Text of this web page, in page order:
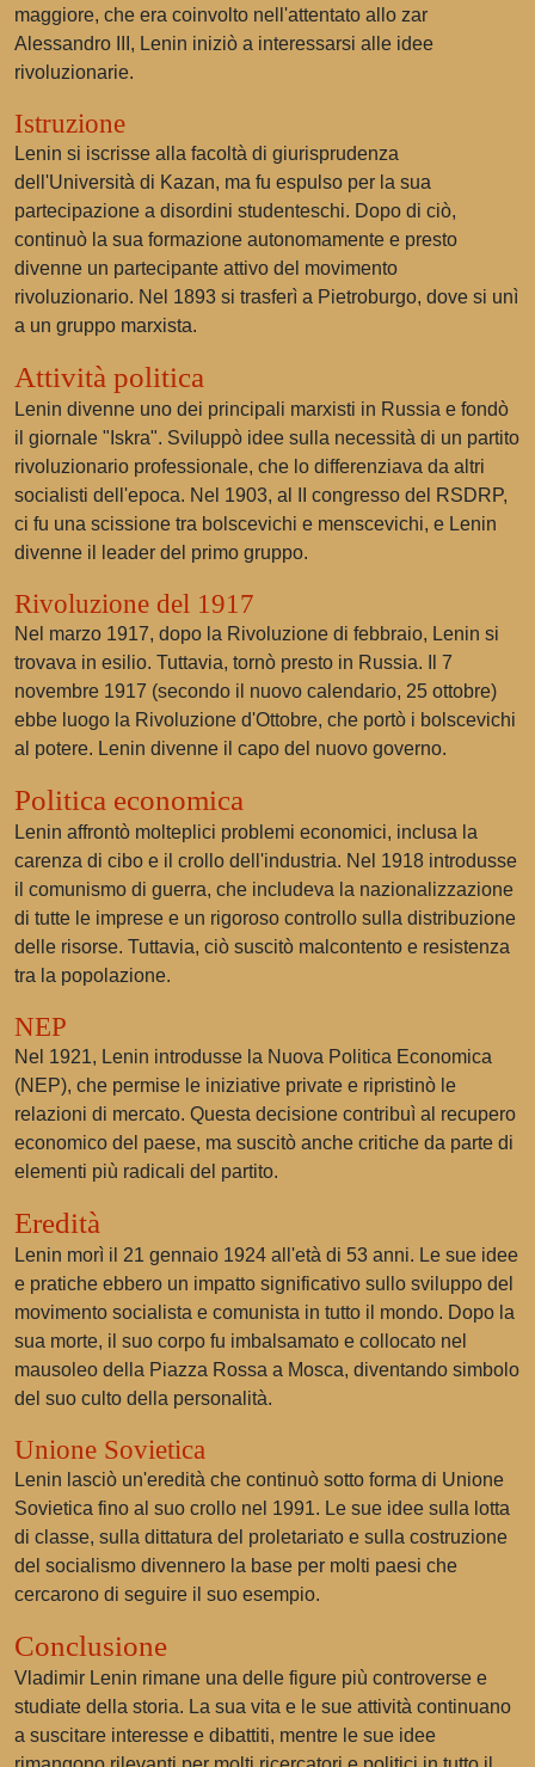
maggiore, che era coinvolto nell'attentato allo zar
Alessandro III, Lenin iniziò a interessarsi alle idee
rivoluzionarie.
Istruzione
Lenin si iscrisse alla facoltà di giurisprudenza
dell'Università di Kazan, ma fu espulso per la sua
partecipazione a disordini studenteschi. Dopo di ciò,
continuò la sua formazione autonomamente e presto
divenne un partecipante attivo del movimento
rivoluzionario. Nel 1893 si trasferì a Pietroburgo, dove si unì
a un gruppo marxista.
Attività politica
Lenin divenne uno dei principali marxisti in Russia e fondò
il giornale "Iskra". Sviluppò idee sulla necessità di un partito
rivoluzionario professionale, che lo differenziava da altri
socialisti dell'epoca. Nel 1903, al II congresso del RSDRP,
ci fu una scissione tra bolscevichi e menscevichi, e Lenin
divenne il leader del primo gruppo.
Rivoluzione del 1917
Nel marzo 1917, dopo la Rivoluzione di febbraio, Lenin si
trovava in esilio. Tuttavia, tornò presto in Russia. Il 7
novembre 1917 (secondo il nuovo calendario, 25 ottobre)
ebbe luogo la Rivoluzione d'Ottobre, che portò i bolscevichi
al potere. Lenin divenne il capo del nuovo governo.
Politica economica
Lenin affrontò molteplici problemi economici, inclusa la
carenza di cibo e il crollo dell'industria. Nel 1918 introdusse
il comunismo di guerra, che includeva la nazionalizzazione
di tutte le imprese e un rigoroso controllo sulla distribuzione
delle risorse. Tuttavia, ciò suscitò malcontento e resistenza
tra la popolazione.
NEP
Nel 1921, Lenin introdusse la Nuova Politica Economica
(NEP), che permise le iniziative private e ripristinò le
relazioni di mercato. Questa decisione contribuì al recupero
economico del paese, ma suscitò anche critiche da parte di
elementi più radicali del partito.
Eredità
Lenin morì il 21 gennaio 1924 all'età di 53 anni. Le sue idee
e pratiche ebbero un impatto significativo sullo sviluppo del
movimento socialista e comunista in tutto il mondo. Dopo la
sua morte, il suo corpo fu imbalsamato e collocato nel
mausoleo della Piazza Rossa a Mosca, diventando simbolo
del suo culto della personalità.
Unione Sovietica
Lenin lasciò un'eredità che continuò sotto forma di Unione
Sovietica fino al suo crollo nel 1991. Le sue idee sulla lotta
di classe, sulla dittatura del proletariato e sulla costruzione
del socialismo divennero la base per molti paesi che
cercarono di seguire il suo esempio.
Conclusione
Vladimir Lenin rimane una delle figure più controverse e
studiate della storia. La sua vita e le sue attività continuano
a suscitare interesse e dibattiti, mentre le sue idee